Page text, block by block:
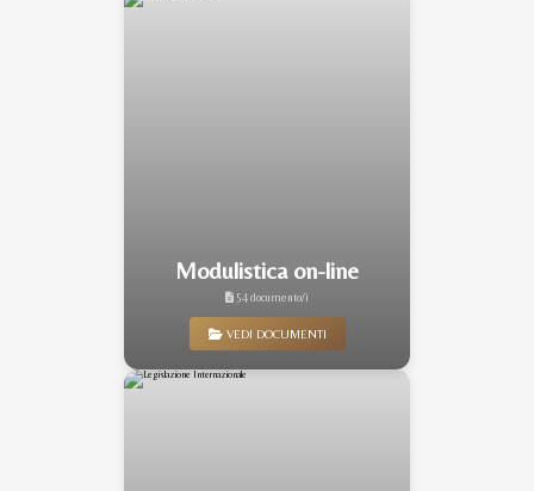
Modulistica on-line
54 documento/i
VEDI DOCUMENTI